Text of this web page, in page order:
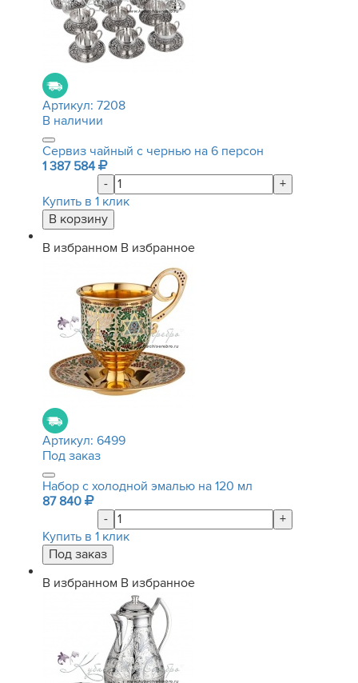
Артикул: 7208
В наличии
Сервиз чайный с чернью на 6 персон
1 387 584
-
+
Купить в 1 клик
В избранном В избранное
Артикул: 6499
Под заказ
Набор с холодной эмалью на 120 мл
87 840
-
+
Купить в 1 клик
В избранном В избранное